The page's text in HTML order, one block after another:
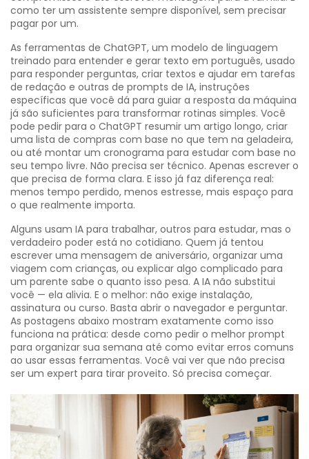
como ter um assistente sempre disponível, sem precisar
pagar por um.
As ferramentas de ChatGPT, um modelo de linguagem
treinado para entender e gerar texto em português, usado
para responder perguntas, criar textos e ajudar em tarefas
de redação e outras de prompts de IA, instruções
específicas que você dá para guiar a resposta da máquina
já são suficientes para transformar rotinas simples. Você
pode pedir para o ChatGPT resumir um artigo longo, criar
uma lista de compras com base no que tem na geladeira,
ou até montar um cronograma para estudar com base no
seu tempo livre. Não precisa ser técnico. Apenas escrever o
que precisa de forma clara. E isso já faz diferença real:
menos tempo perdido, menos estresse, mais espaço para
o que realmente importa.
Alguns usam IA para trabalhar, outros para estudar, mas o
verdadeiro poder está no cotidiano. Quem já tentou
escrever uma mensagem de aniversário, organizar uma
viagem com crianças, ou explicar algo complicado para
um parente sabe o quanto isso pesa. A IA não substitui
você — ela alivia. E o melhor: não exige instalação,
assinatura ou curso. Basta abrir o navegador e perguntar.
As postagens abaixo mostram exatamente como isso
funciona na prática: desde como pedir o melhor prompt
para organizar sua semana até como evitar erros comuns
ao usar essas ferramentas. Você vai ver que não precisa
ser um expert para tirar proveito. Só precisa começar.